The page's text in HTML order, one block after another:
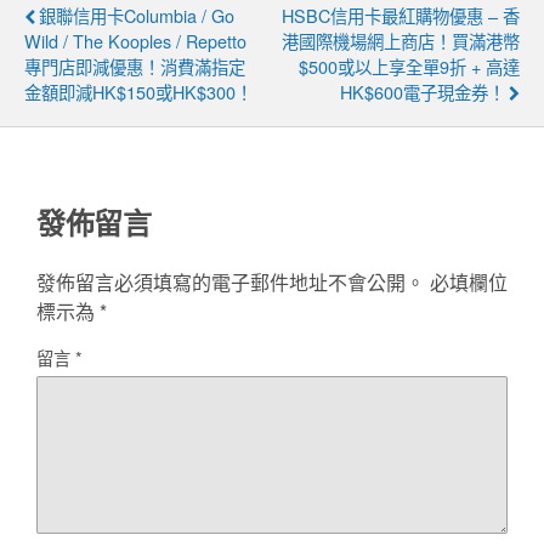
銀聯信用卡Columbia / Go
Wild / The Kooples / Repetto
專門店即減優惠！消費滿指定
金額即減HK$150或HK$300！
HSBC信用卡最紅購物優惠 – 香
港國際機場網上商店！買滿港幣
$500或以上享全單9折 + 高達
HK$600電子現金券！
發佈留言
發佈留言必須填寫的電子郵件地址不會公開。 必填欄位
標示為 *
留言*